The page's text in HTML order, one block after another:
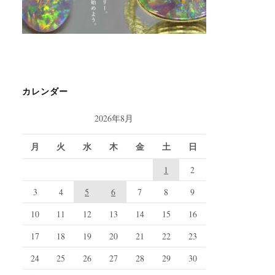
カレンダー
2026年8月
月 火 水 木 金 土 日
1
2
3
4 5 6 7 8
9
10
11 12 13 14 15
16
17
18 19 20 21 22
23
24
25 26 27 28 29
30